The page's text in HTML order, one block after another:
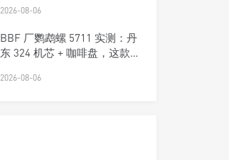
2026-08-06
BBF 厂鹦鹉螺 5711 实测：丹
东 324 机芯 + 咖啡盘，这款
2026-08-06